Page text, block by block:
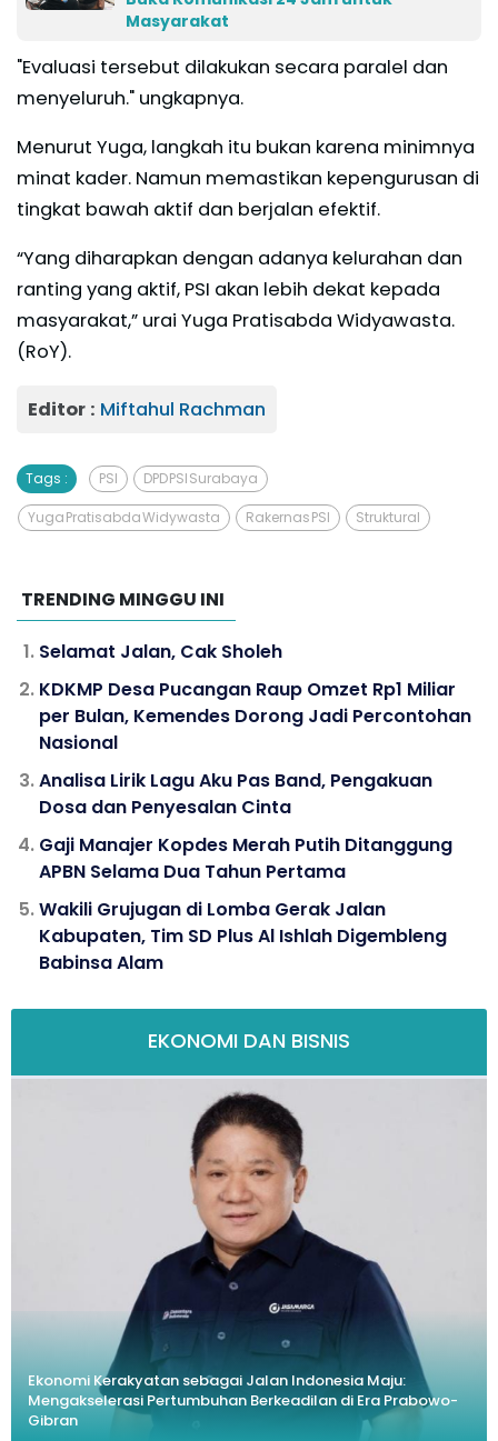
Masyarakat
"Evaluasi tersebut dilakukan secara paralel dan
menyeluruh." ungkapnya.
Menurut Yuga, langkah itu bukan karena minimnya
minat kader. Namun memastikan kepengurusan di
tingkat bawah aktif dan berjalan efektif.
“Yang diharapkan dengan adanya kelurahan dan
ranting yang aktif, PSI akan lebih dekat kepada
masyarakat,” urai Yuga Pratisabda Widyawasta.
(RoY).
Editor : Miftahul Rachman
Tags : PSI DPD PSI Surabaya
Yuga Pratisabda Widywasta Rakernas PSI Struktural
TRENDING MINGGU INI
Selamat Jalan, Cak Sholeh
KDKMP Desa Pucangan Raup Omzet Rp1 Miliar
per Bulan, Kemendes Dorong Jadi Percontohan
Nasional
Analisa Lirik Lagu Aku Pas Band, Pengakuan
Dosa dan Penyesalan Cinta
Gaji Manajer Kopdes Merah Putih Ditanggung
APBN Selama Dua Tahun Pertama
Wakili Grujugan di Lomba Gerak Jalan
Kabupaten, Tim SD Plus Al Ishlah Digembleng
Babinsa Alam
EKONOMI DAN BISNIS
Ekonomi Kerakyatan sebagai Jalan Indonesia Maju:
Mengakselerasi Pertumbuhan Berkeadilan di Era Prabowo-
Gibran